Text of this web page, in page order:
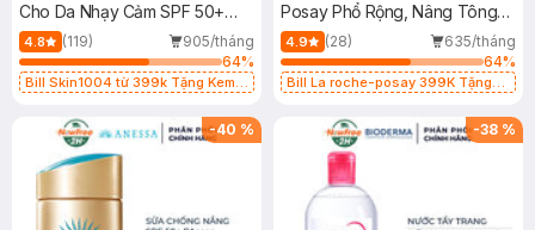
Cho Da Nhạy Cảm SPF 50+
50ml
4.8 (119)
905/tháng
64%
Bill Skin1004 từ 399k Tặng Kem
SPF 50+ 20ml (SL Có Hạn)
Posay Phổ Rộng, Nâng Tông
Kiềm Dầu 50ml
4.9 (28)
635/tháng
64%
Bill La roche-posay 399K Tặng
(SL có hạn)
-40 % -38 %